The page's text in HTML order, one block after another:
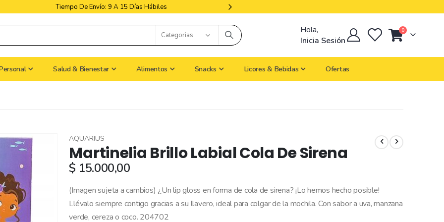
Libres De Iva
Hola,
Inicia Sesión
Cart
0artículos
Salud & Bienestar Alimentos Snacks Licores & Bebidas Ofertas
Martinelia Brillo Labial Cola De Sirena
AQUARIUS
$ 15.000,00
(Imagen sujeta a cambios) ¿Un lip gloss en forma de cola de sirena? ¡Lo hemos hecho posible!
Llévalo siempre contigo gracias a su llavero, ideal para colgar de la mochila. Con sabor a uva, manzana
verde, cereza o coco. 204702